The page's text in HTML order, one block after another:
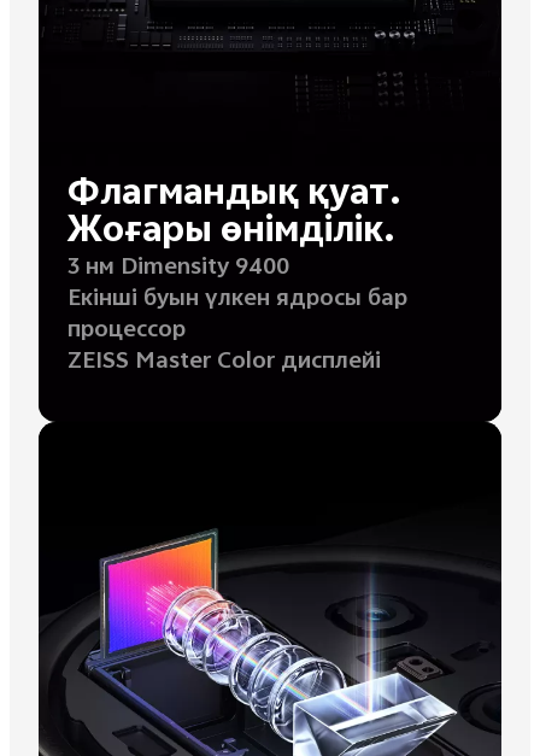
Флагмандық қуат.
Жоғары өнімділік.
3 нм Dimensity 9400
Екінші буын үлкен ядросы бар
процессор
ZEISS Master Color дисплейі